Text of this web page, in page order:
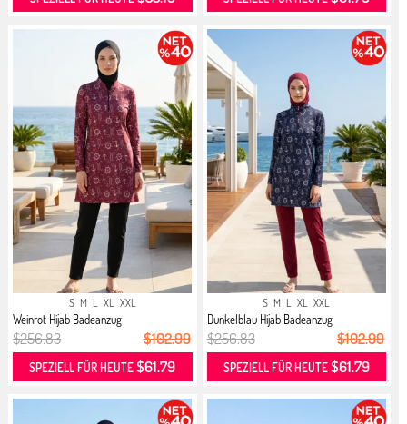
S M L XL XXL
Weinrot Hijab Badeanzug
$256.83 $102.99
SPEZIELL FÜR HEUTE$61.79
S M L XL XXL
Dunkelblau Hijab Badeanzug
$256.83 $102.99
SPEZIELL FÜR HEUTE$61.79